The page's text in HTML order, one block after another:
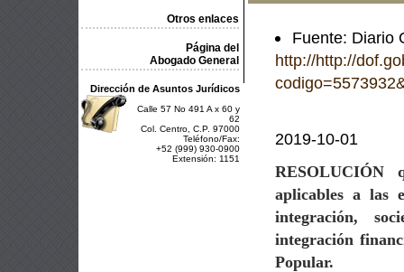
Otros enlaces
Página del
Abogado General
Dirección de Asuntos Jurídicos
Calle 57 No 491 A x 60 y
62
Col. Centro, C.P. 97000
Teléfono/Fax:
+52 (999) 930-0900
Extensión: 1151
Fuente: Diario
http://http://
2019-10-01
RESOLUCIÓN
aplicables a las
integración,
integración
Popular.